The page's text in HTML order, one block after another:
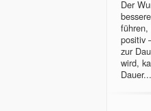
Der
führen,
positiv
zur
wird,
Dauer...